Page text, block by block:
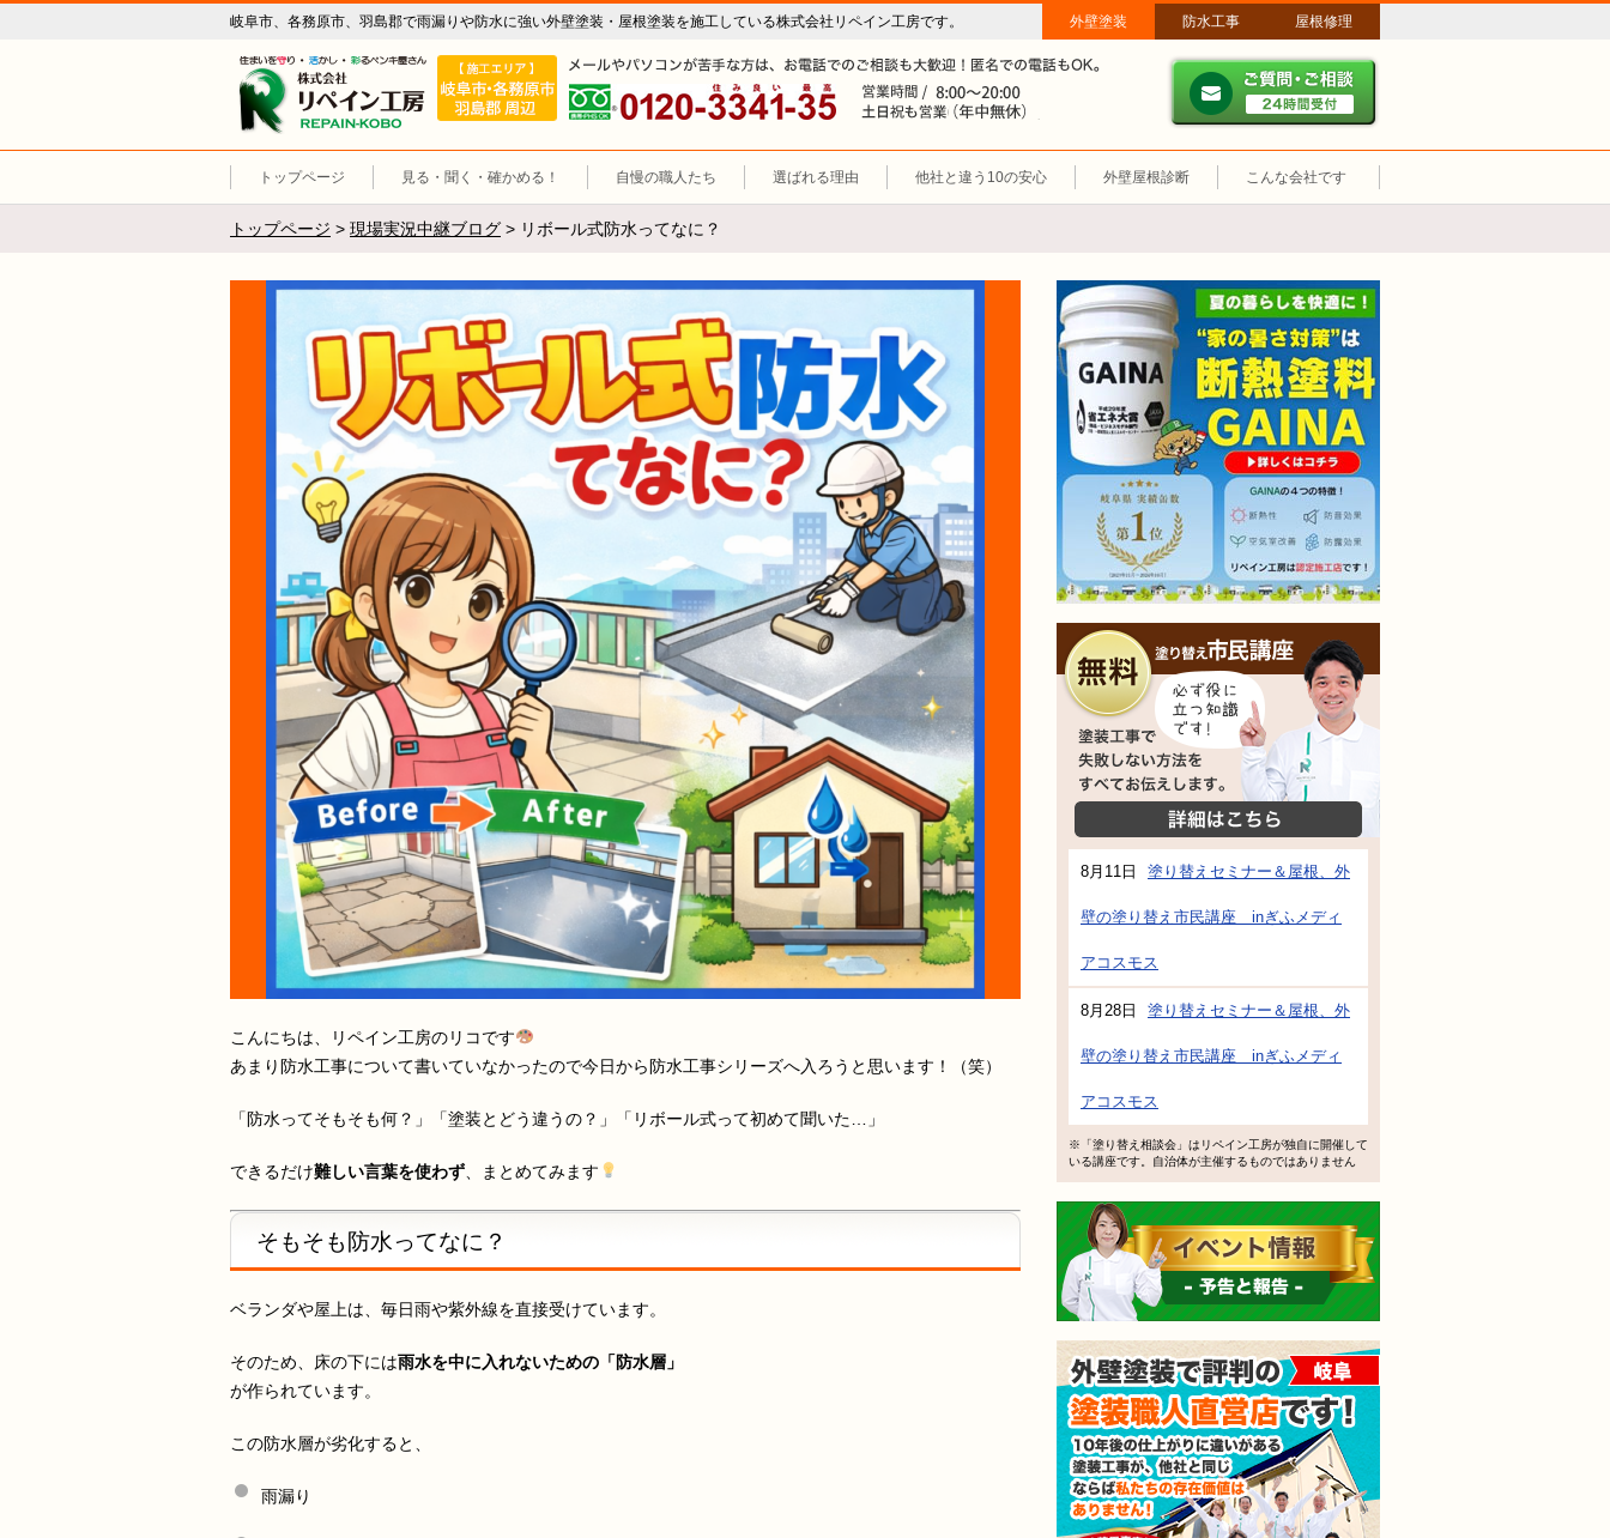
岐阜市、各務原市、羽島郡で雨漏りや防水に強い外壁塗装・屋根塗装を施工している株式会社リペイン工房です。 外壁塗装 防水工事 屋根修理
リペイン工房（外壁塗装・屋根塗装・雨漏り修理・防水工事）
施工エリア 岐阜市、各務原市、羽島郡。
メールやパソコンが苦手な方は、お電話でのご相談も大歓迎！匿名での
0120-3341-35
営業時間：午前8時～午後8時 年中無休、土日祝も営業しています。
トップページ 見る・聞く・確かめる！ 自慢の職人たち 選ばれる理由 他社と違う10の安心 外壁屋根診断 こんな会社です
トップページ > 現場実況中継ブログ > リボール式防水ってなに？
こんにちは、リペイン工房のリコです
あまり防水工事について書いていなかったので今日から防水工事シリーズへ入ろうと思います！（笑）
「防水ってそもそも何？」「塗装とどう違うの？」「リボール式って初めて聞いた…」
できるだけ難しい言葉を使わず 、まとめてみます
そもそも防水ってなに？
ベランダや屋上は、毎日雨や紫外線を直接受けています。
そのため、床の下には雨水を中に入れないための「防水層」
が作られています。
この防水層が劣化すると、
雨漏り
塗装工事で失敗しない方法をすべてお伝え
8月11日 塗り替えセミナー＆屋根、外
壁の塗り替え市民講座 inぎふメディ
アコスモス
8月28日 塗り替えセミナー＆屋根、外
壁の塗り替え市民講座 inぎふメディ
アコスモス
※「塗り替え相談会」はリペイン工房が独自に開催して
いる講座です。自治体が主催するものではありません